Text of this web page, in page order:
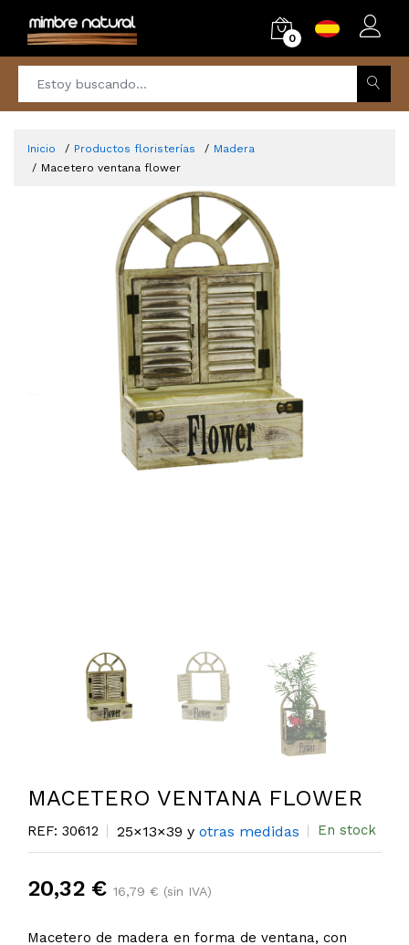
0
Inicio Productos floristerías
Madera
Macetero ventana flower
MACETERO VENTANA FLOWER
REF: 30612 25×13×39 y otras medidas En stock
20,32 € 16,79 € (sin IVA)
Macetero de madera en forma de ventana, con